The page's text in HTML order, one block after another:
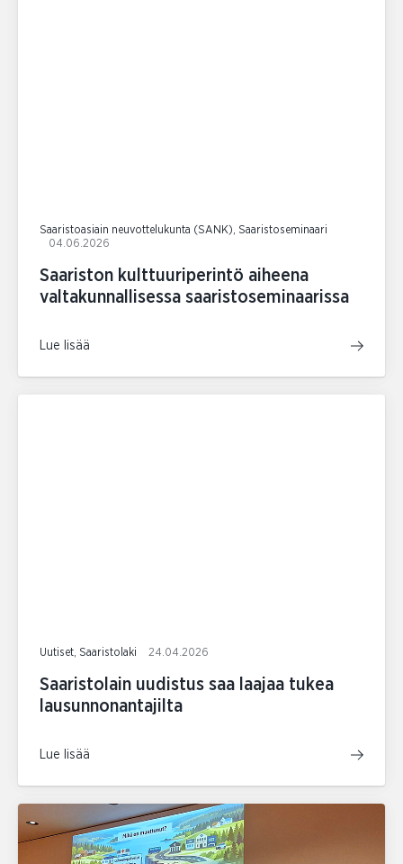
Saaristoasiain neuvottelukunta (SANK), Saaristoseminaari
04.06.2026
Saariston kulttuuriperintö aiheena
valtakunnallisessa saaristoseminaarissa
Lue lisää
Uutiset, Saaristolaki 24.04.2026
Saaristolain uudistus saa laajaa tukea
lausunnonantajilta
Lue lisää